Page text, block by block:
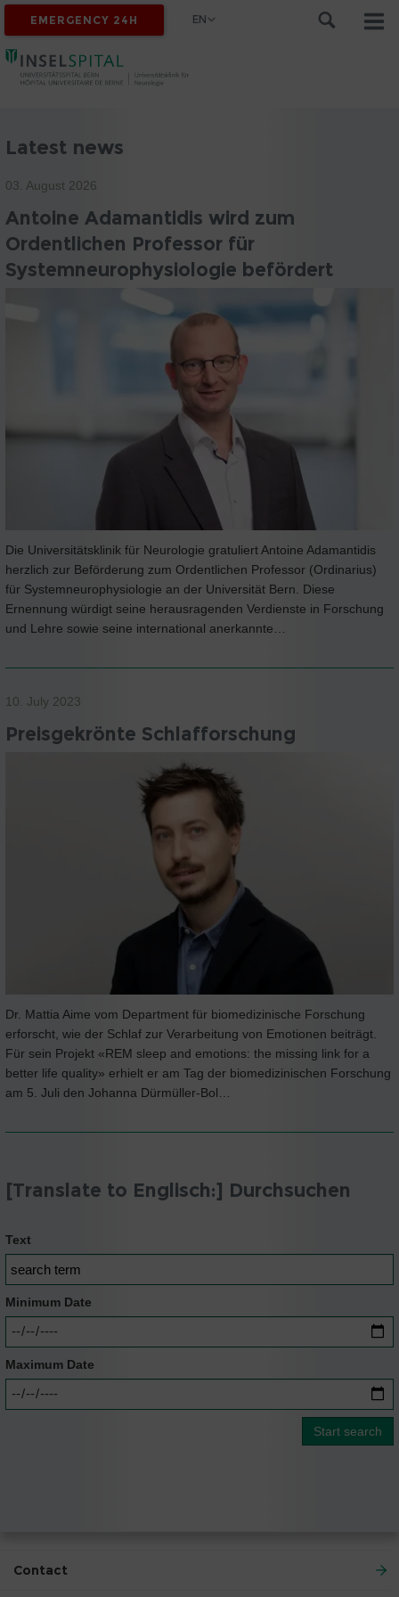
EMERGENCY 24H EN
Latest news
03. August 2026
Antoine Adamantidis wird zum
Ordentlichen Professor für
Systemneurophysiologie befördert
Die Universitätsklinik für Neurologie gratuliert Antoine Adamantidis
herzlich zur Beförderung zum Ordentlichen Professor (Ordinarius)
für Systemneurophysiologie an der Universität Bern. Diese
Ernennung würdigt seine herausragenden Verdienste in Forschung
und Lehre sowie seine international anerkannte…
10. July 2023
Preisgekrönte Schlafforschung
Dr. Mattia Aime vom Department für biomedizinische Forschung
erforscht, wie der Schlaf zur Verarbeitung von Emotionen beiträgt.
Für sein Projekt «REM sleep and emotions: the missing link for a
better life quality» erhielt er am Tag der biomedizinischen Forschung
am 5. Juli den Johanna Dürmüller-Bol…
[Translate to Englisch:] Durchsuchen
Text
Minimum Date
Maximum Date
Contact